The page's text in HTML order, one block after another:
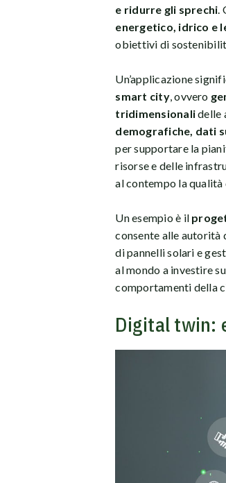
e ridurre gli sprechi.
energetico, idrico e
obiettivi di
Un’applicazione
smart city, ovvero
tridimensionalidelle
demografiche, dati
per supportare la
risorse e delle
al contempo la
Un esempio è il
consente alle autorità
di pannelli solari e
al mondo a investire
comportamenti della
Digital twin: